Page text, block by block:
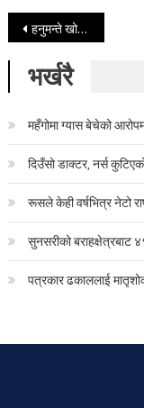
Post
हनुमन्ते खोलामा नग्न अवस्थामा भेटियो युवकको शव
भर्खरै
महँगोमा ग्यास बेचेको
दिउँसो डाक्टर, नर्स
रूसले केही वर्षभित्र नेटो
सुनसरीको बराहक्षेत्रबाट
पत्रकार ढकाललाई